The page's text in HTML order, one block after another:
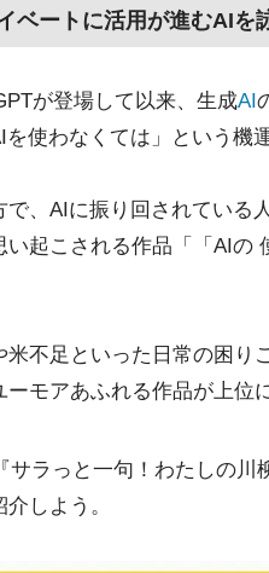
ベートに活用が進むAIを
が登場して以来、生成AI
を使わなくては」という機
で、AIに振り回されている
い起こされる作品「「AIの
米不足といった日常の困
モアあふれる作品が上位
サラっと一句！わたしの
しよう。